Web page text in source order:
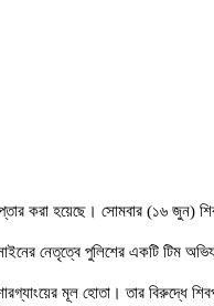
করা হয়েছে। সোমবার (১৬ জুন)
নেতৃত্বে পুলিশের একটি টিম
মূল হোতা। তার বিরুদ্ধে